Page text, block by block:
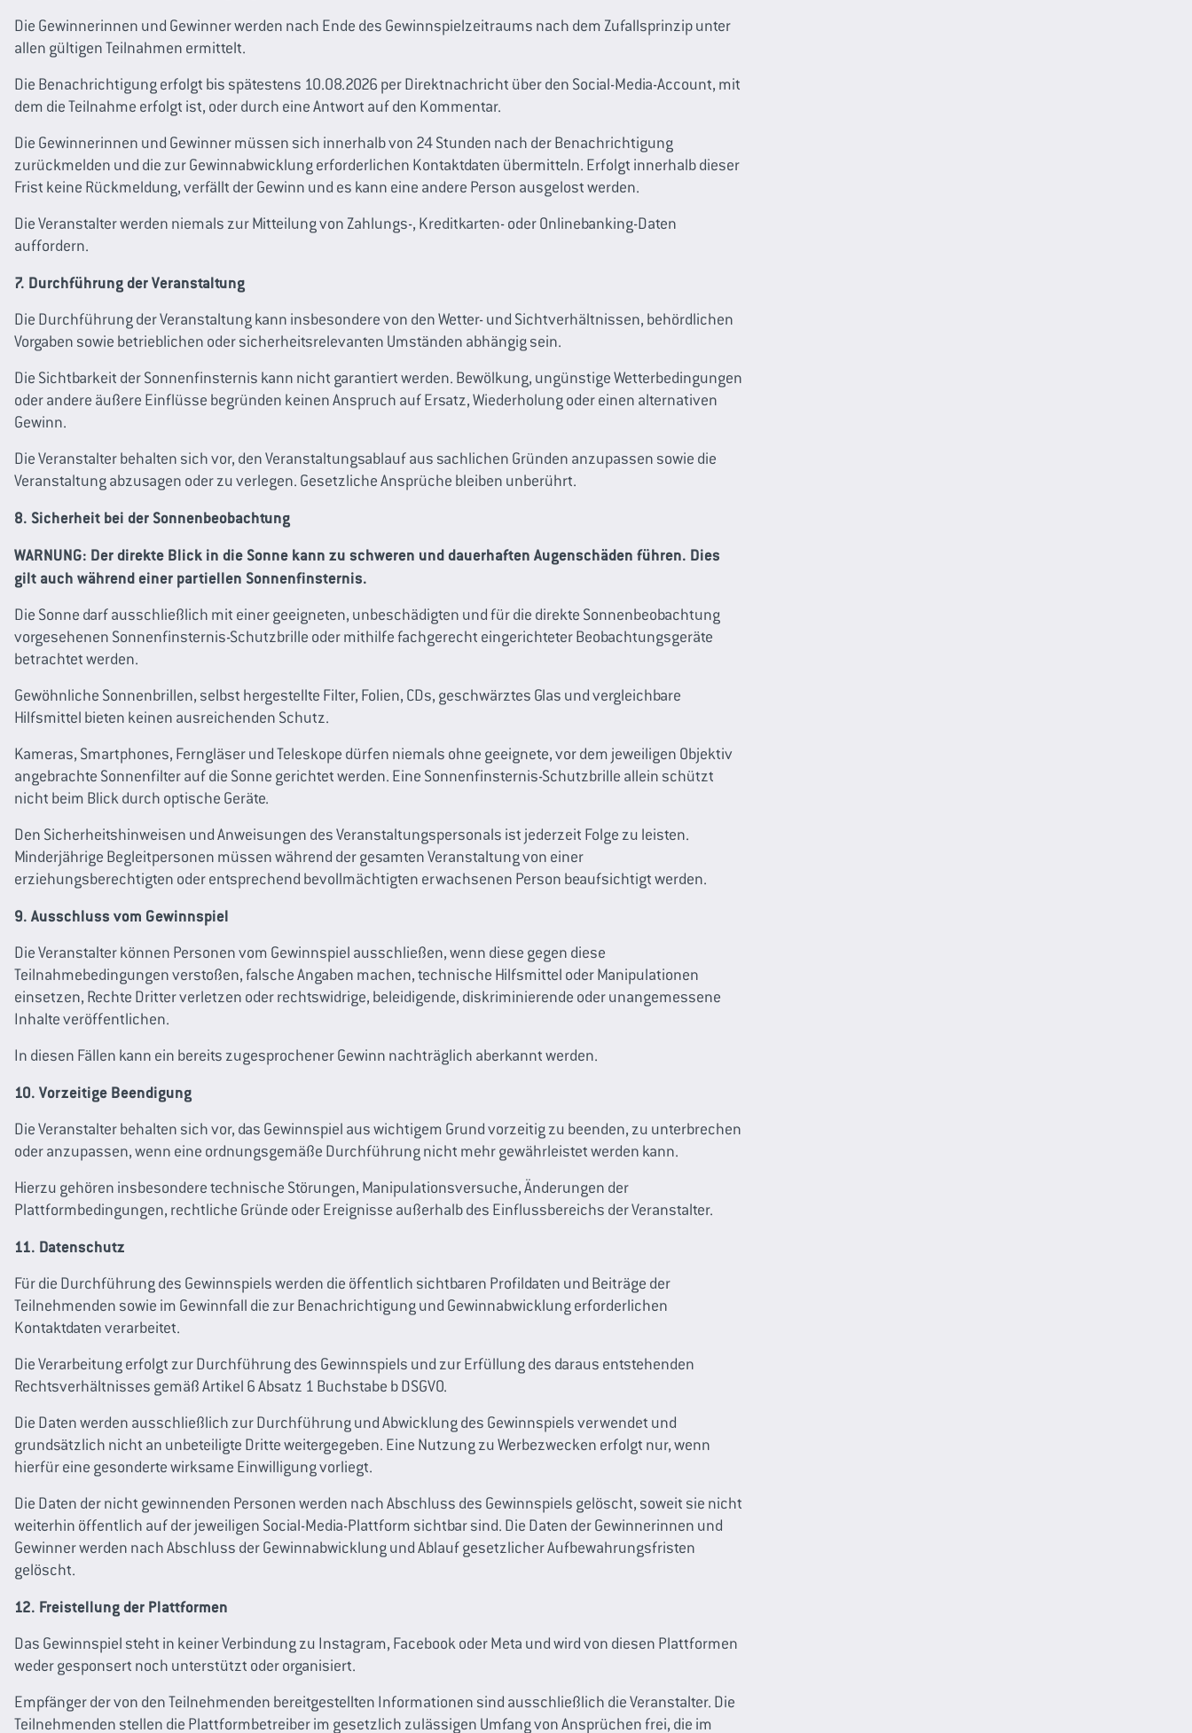
Die Gewinnerinnen und Gewinner werden nach Ende des Gewinnspielzeitraums nach dem Zufallsprinzip unter
allen gültigen Teilnahmen ermittelt.
Die Benachrichtigung erfolgt bis spätestens 10.08.2026 per Direktnachricht über den Social-Media-Account, mit
dem die Teilnahme erfolgt ist, oder durch eine Antwort auf den Kommentar.
Die Gewinnerinnen und Gewinner müssen sich innerhalb von 24 Stunden nach der Benachrichtigung
zurückmelden und die zur Gewinnabwicklung erforderlichen Kontaktdaten übermitteln. Erfolgt innerhalb dieser
Frist keine Rückmeldung, verfällt der Gewinn und es kann eine andere Person ausgelost werden.
Die Veranstalter werden niemals zur Mitteilung von Zahlungs-, Kreditkarten- oder Onlinebanking-Daten
auffordern.
7. Durchführung der Veranstaltung
Die Durchführung der Veranstaltung kann insbesondere von den Wetter- und Sichtverhältnissen, behördlichen
Vorgaben sowie betrieblichen oder sicherheitsrelevanten Umständen abhängig sein.
Die Sichtbarkeit der Sonnenfinsternis kann nicht garantiert werden. Bewölkung, ungünstige Wetterbedingungen
oder andere äußere Einflüsse begründen keinen Anspruch auf Ersatz, Wiederholung oder einen alternativen
Gewinn.
Die Veranstalter behalten sich vor, den Veranstaltungsablauf aus sachlichen Gründen anzupassen sowie die
Veranstaltung abzusagen oder zu verlegen. Gesetzliche Ansprüche bleiben unberührt.
8. Sicherheit bei der Sonnenbeobachtung
WARNUNG: Der direkte Blick in die Sonne kann zu schweren und dauerhaften Augenschäden führen. Dies
gilt auch während einer partiellen Sonnenfinsternis.
Die Sonne darf ausschließlich mit einer geeigneten, unbeschädigten und für die direkte Sonnenbeobachtung
vorgesehenen Sonnenfinsternis-Schutzbrille oder mithilfe fachgerecht eingerichteter Beobachtungsgeräte
betrachtet werden.
Gewöhnliche Sonnenbrillen, selbst hergestellte Filter, Folien, CDs, geschwärztes Glas und vergleichbare
Hilfsmittel bieten keinen ausreichenden Schutz.
Kameras, Smartphones, Ferngläser und Teleskope dürfen niemals ohne geeignete, vor dem jeweiligen Objektiv
angebrachte Sonnenfilter auf die Sonne gerichtet werden. Eine Sonnenfinsternis-Schutzbrille allein schützt
nicht beim Blick durch optische Geräte.
Den Sicherheitshinweisen und Anweisungen des Veranstaltungspersonals ist jederzeit Folge zu leisten.
Minderjährige Begleitpersonen müssen während der gesamten Veranstaltung von einer
erziehungsberechtigten oder entsprechend bevollmächtigten erwachsenen Person beaufsichtigt werden.
9. Ausschluss vom Gewinnspiel
Die Veranstalter können Personen vom Gewinnspiel ausschließen, wenn diese gegen diese
Teilnahmebedingungen verstoßen, falsche Angaben machen, technische Hilfsmittel oder Manipulationen
einsetzen, Rechte Dritter verletzen oder rechtswidrige, beleidigende, diskriminierende oder unangemessene
Inhalte veröffentlichen.
In diesen Fällen kann ein bereits zugesprochener Gewinn nachträglich aberkannt werden.
10. Vorzeitige Beendigung
Die Veranstalter behalten sich vor, das Gewinnspiel aus wichtigem Grund vorzeitig zu beenden, zu unterbrechen
oder anzupassen, wenn eine ordnungsgemäße Durchführung nicht mehr gewährleistet werden kann.
Hierzu gehören insbesondere technische Störungen, Manipulationsversuche, Änderungen der
Plattformbedingungen, rechtliche Gründe oder Ereignisse außerhalb des Einflussbereichs der Veranstalter.
11. Datenschutz
Für die Durchführung des Gewinnspiels werden die öffentlich sichtbaren Profildaten und Beiträge der
Teilnehmenden sowie im Gewinnfall die zur Benachrichtigung und Gewinnabwicklung erforderlichen
Kontaktdaten verarbeitet.
Die Verarbeitung erfolgt zur Durchführung des Gewinnspiels und zur Erfüllung des daraus entstehenden
Rechtsverhältnisses gemäß Artikel 6 Absatz 1 Buchstabe b DSGVO.
Die Daten werden ausschließlich zur Durchführung und Abwicklung des Gewinnspiels verwendet und
grundsätzlich nicht an unbeteiligte Dritte weitergegeben. Eine Nutzung zu Werbezwecken erfolgt nur, wenn
hierfür eine gesonderte wirksame Einwilligung vorliegt.
Die Daten der nicht gewinnenden Personen werden nach Abschluss des Gewinnspiels gelöscht, soweit sie nicht
weiterhin öffentlich auf der jeweiligen Social-Media-Plattform sichtbar sind. Die Daten der Gewinnerinnen und
Gewinner werden nach Abschluss der Gewinnabwicklung und Ablauf gesetzlicher Aufbewahrungsfristen
gelöscht.
12. Freistellung der Plattformen
Das Gewinnspiel steht in keiner Verbindung zu Instagram, Facebook oder Meta und wird von diesen Plattformen
weder gesponsert noch unterstützt oder organisiert.
Empfänger der von den Teilnehmenden bereitgestellten Informationen sind ausschließlich die Veranstalter. Die
Teilnehmenden stellen die Plattformbetreiber im gesetzlich zulässigen Umfang von Ansprüchen frei, die im